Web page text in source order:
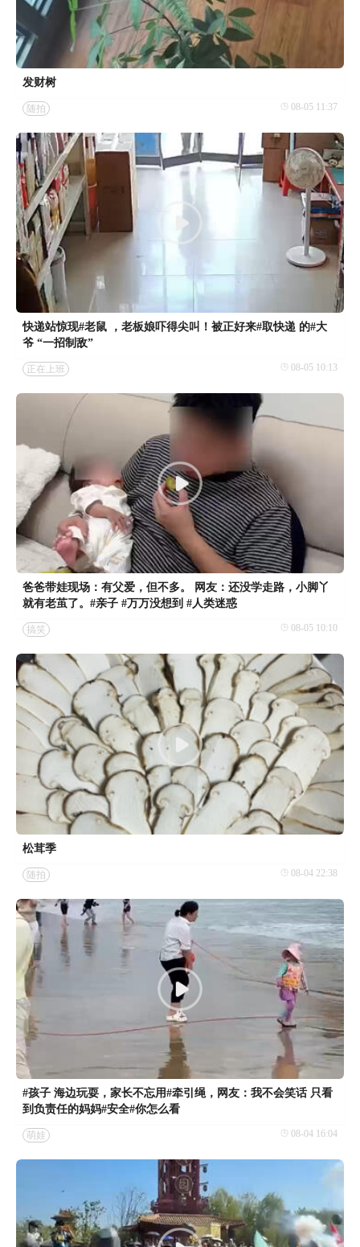
发财树
随拍 08-05 11:37
快递站惊现#老鼠 ，老板娘吓得尖叫！被正好来#取快递 的#大
爷 “一招制敌”
正在上班 08-05 10:13
爸爸带娃现场：有父爱，但不多。 网友：还没学走路，小脚丫
就有老茧了。#亲子 #万万没想到 #人类迷惑
搞笑 08-05 10:10
松茸季
随拍 08-04 22:38
#孩子 海边玩耍，家长不忘用#牵引绳，网友：我不会笑话 只看
到负责任的妈妈#安全#你怎么看
萌娃 08-04 16:04